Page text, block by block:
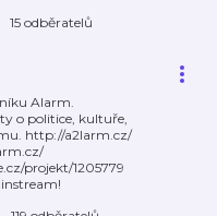
15 odběratelů
Alarm.
o politice, kultuře,
http://a2larm.cz/
projekt/1205779